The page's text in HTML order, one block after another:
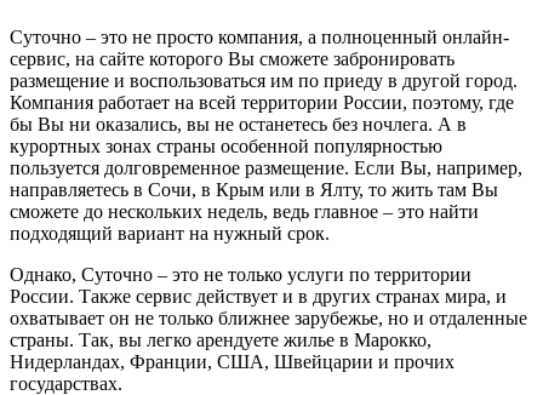
Суточно – это не просто компания, а полноценный онлайн-
сервис, на сайте которого Вы сможете забронировать
размещение и воспользоваться им по приеду в другой город.
Компания работает на всей территории России, поэтому, где
бы Вы ни оказались, вы не останетесь без ночлега. А в
курортных зонах страны особенной популярностью
пользуется долговременное размещение. Если Вы, например,
направляетесь в Сочи, в Крым или в Ялту, то жить там Вы
сможете до нескольких недель, ведь главное – это найти
подходящий вариант на нужный срок.
Однако, Суточно – это не только услуги по территории
России. Также сервис действует и в других странах мира, и
охватывает он не только ближнее зарубежье, но и отдаленные
страны. Так, вы легко арендуете жилье в Марокко,
Нидерландах, Франции, США, Швейцарии и прочих
государствах.